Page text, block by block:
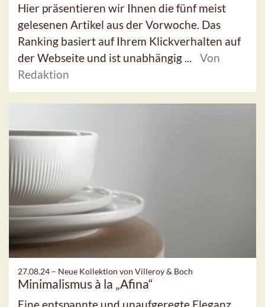
Hier präsentieren wir Ihnen die fünf meist
gelesenen Artikel aus der Vorwoche. Das
Ranking basiert auf Ihrem Klickverhalten auf
der Webseite und ist unabhängig ...
Von
Redaktion
27.08.24 – Neue Kollektion von Villeroy & Boch
Minimalismus à la „Afina“
Eine entspannte und unaufgeregte Eleganz